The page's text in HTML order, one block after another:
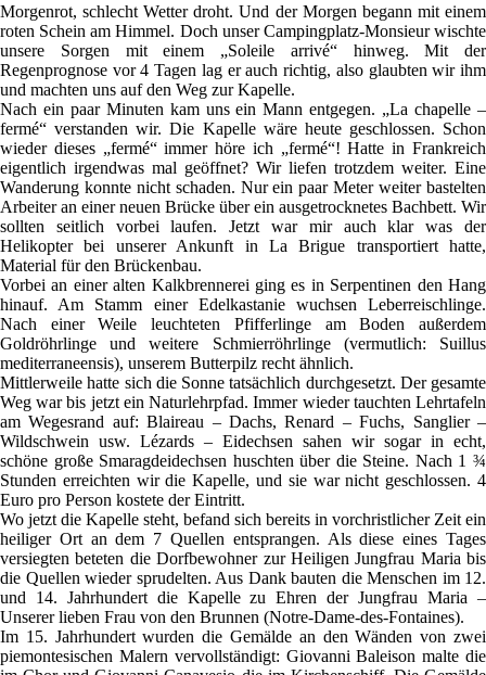
Morgenrot, schlecht Wetter droht. Und der Morgen begann mit einem
roten Schein am Himmel. Doch unser Campingplatz-Monsieur wischte
unsere Sorgen mit einem „Soleile arrivé“ hinweg. Mit der
Regenprognose vor 4 Tagen lag er auch richtig, also glaubten wir ihm
und machten uns auf den Weg zur Kapelle.
Nach ein paar Minuten kam uns ein Mann entgegen. „La chapelle –
fermé“ verstanden wir. Die Kapelle wäre heute geschlossen. Schon
wieder dieses „fermé“ immer höre ich „fermé“! Hatte in Frankreich
eigentlich irgendwas mal geöffnet? Wir liefen trotzdem weiter. Eine
Wanderung konnte nicht schaden. Nur ein paar Meter weiter bastelten
Arbeiter an einer neuen Brücke über ein ausgetrocknetes Bachbett. Wir
sollten seitlich vorbei laufen. Jetzt war mir auch klar was der
Helikopter bei unserer Ankunft in La Brigue transportiert hatte,
Material für den Brückenbau.
Vorbei an einer alten Kalkbrennerei ging es in Serpentinen den Hang
hinauf. Am Stamm einer Edelkastanie wuchsen Leberreischlinge.
Nach einer Weile leuchteten Pfifferlinge am Boden außerdem
Goldröhrlinge und weitere Schmierröhrlinge (vermutlich: Suillus
mediterraneensis), unserem Butterpilz recht ähnlich.
Mittlerweile hatte sich die Sonne tatsächlich durchgesetzt. Der gesamte
Weg war bis jetzt ein Naturlehrpfad. Immer wieder tauchten Lehrtafeln
am Wegesrand auf: Blaireau – Dachs, Renard – Fuchs, Sanglier –
Wildschwein usw. Lézards – Eidechsen sahen wir sogar in echt,
schöne große Smaragdeidechsen huschten über die Steine. Nach 1 ¾
Stunden erreichten wir die Kapelle, und sie war nicht geschlossen. 4
Euro pro Person kostete der Eintritt.
Wo jetzt die Kapelle steht, befand sich bereits in vorchristlicher Zeit ein
heiliger Ort an dem 7 Quellen entsprangen. Als diese eines Tages
versiegten beteten die Dorfbewohner zur Heiligen Jungfrau Maria bis
die Quellen wieder sprudelten. Aus Dank bauten die Menschen im 12.
und 14. Jahrhundert die Kapelle zu Ehren der Jungfrau Maria –
Unserer lieben Frau von den Brunnen (Notre-Dame-des-Fontaines).
Im 15. Jahrhundert wurden die Gemälde an den Wänden von zwei
piemontesischen Malern vervollständigt: Giovanni Baleison malte die